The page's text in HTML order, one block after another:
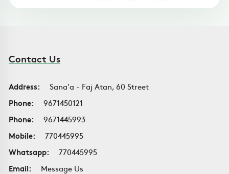
Contact Us
Address:
Sana'a - Faj Atan, 60 Street
Phone:
9671450121
Phone:
9671445993
Mobile:
770445995
Whatsapp:
770445995
Email:
Message Us